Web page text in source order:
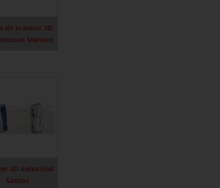
de scanner 3D
Manaus
3D industrial
Santos